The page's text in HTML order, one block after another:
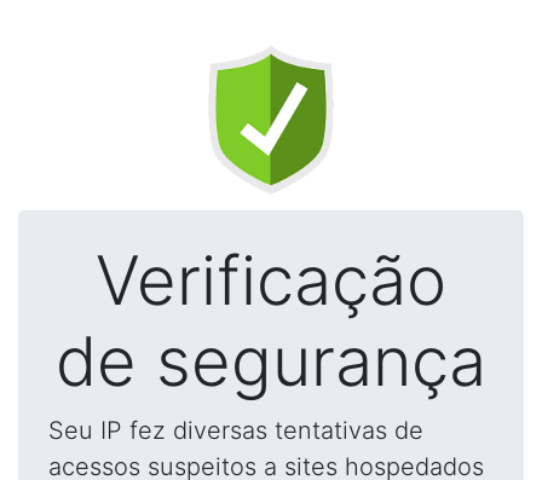
Verificação
de segurança
Seu IP fez diversas tentativas de
acessos suspeitos a sites hospedados